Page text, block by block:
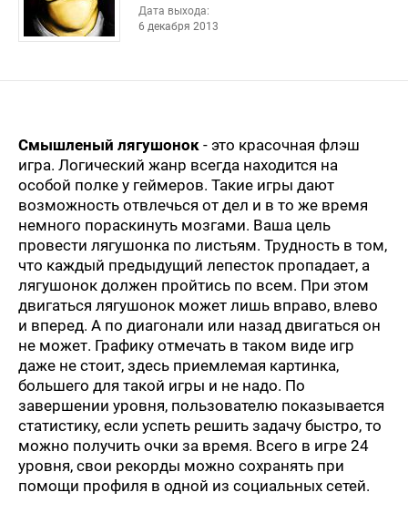
Дата выхода:
6 декабря 2013
Смышленый лягушонок - это красочная флэш
игра. Логический жанр всегда находится на
особой полке у геймеров. Такие игры дают
возможность отвлечься от дел и в то же время
немного пораскинуть мозгами. Ваша цель
провести лягушонка по листьям. Трудность в том,
что каждый предыдущий лепесток пропадает, а
лягушонок должен пройтись по всем. При этом
двигаться лягушонок может лишь вправо, влево
и вперед. А по диагонали или назад двигаться он
не может. Графику отмечать в таком виде игр
даже не стоит, здесь приемлемая картинка,
большего для такой игры и не надо. По
завершении уровня, пользователю показывается
статистику, если успеть решить задачу быстро, то
можно получить очки за время. Всего в игре 24
уровня, свои рекорды можно сохранять при
помощи профиля в одной из социальных сетей.